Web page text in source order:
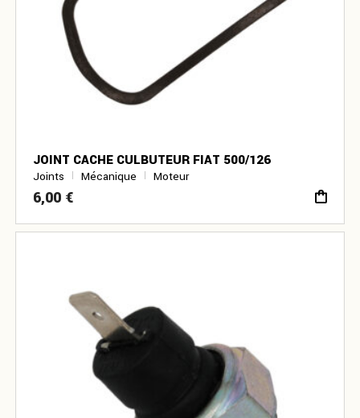
JOINT CACHE CULBUTEUR FIAT 500/126
Joints Mécanique Moteur
6,00 €